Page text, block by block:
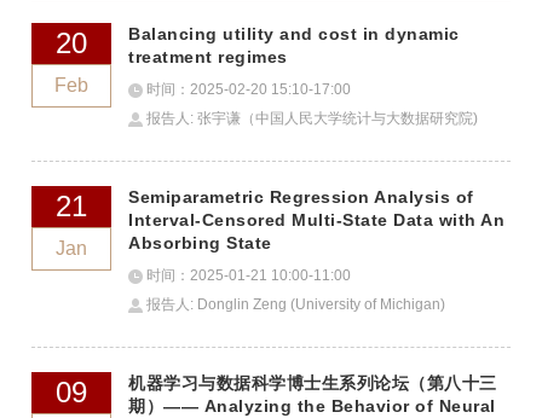
20
Feb
Balancing utility and cost in dynamic
treatment regimes
时间：2025-02-20 15:10-17:00
报告人: 张宇谦（中国人民大学统计与大数据研究院)
21
Jan
Semiparametric Regression Analysis of
Interval-Censored Multi-State Data with An
Absorbing State
时间：2025-01-21 10:00-11:00
报告人: Donglin Zeng (University of Michigan)
09
机器学习与数据科学博士生系列论坛（第八十三
期）—— Analyzing the Behavior of Neural